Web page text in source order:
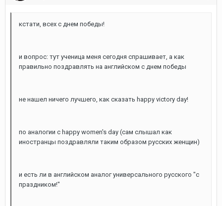
кстати, всех с днем победы!
и вопрос: тут ученица меня сегодня спрашивает, а как
правильно поздравлять на английском с днем победы
не нашел ничего лучшего, как сказать happy victory day!
по аналогии с happy women's day (сам слышал как
иностранцы поздравляли таким образом русских женщин)
и есть ли в английском аналог универсального русского "с
праздником!"